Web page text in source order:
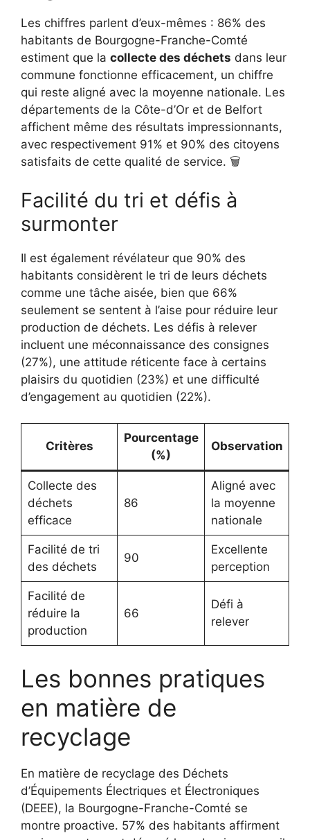
Les chiffres parlent d’eux-mêmes : 86% des
habitants de Bourgogne-Franche-Comté
estiment que la collecte des déchets dans leur
commune fonctionne efficacement, un chiffre
qui reste aligné avec la moyenne nationale. Les
départements de la Côte-d’Or et de Belfort
affichent même des résultats impressionnants,
avec respectivement 91% et 90% des citoyens
satisfaits de cette qualité de service. 🗑️
Facilité du tri et défis à
surmonter
Il est également révélateur que 90% des
habitants considèrent le tri de leurs déchets
comme une tâche aisée, bien que 66%
seulement se sentent à l’aise pour réduire leur
production de déchets. Les défis à relever
incluent une méconnaissance des consignes
(27%), une attitude réticente face à certains
plaisirs du quotidien (23%) et une difficulté
d’engagement au quotidien (22%).
Critères
Pourcentage
(%)
Observation
Collecte des
déchets
efficace
86
Aligné avec
la moyenne
nationale
Facilité de tri
des déchets
90
Excellente
perception
Facilité de
réduire la
production
66
Défi à
relever
Les bonnes pratiques
en matière de
recyclage
En matière de recyclage des Déchets
d’Équipements Électriques et Électroniques
(DEEE), la Bourgogne-Franche-Comté se
montre proactive. 57% des habitants affirment